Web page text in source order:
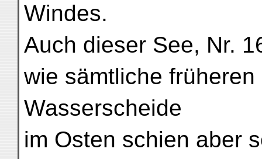
Windes.
Auch dieser See, Nr.
wie sämtliche
Wasserscheide
im Osten schien aber